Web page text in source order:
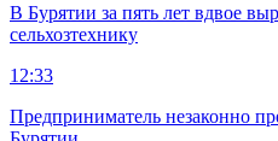
В Бурятии за пять лет вдвое
сельхозтехнику
12:33
Предприниматель незаконно